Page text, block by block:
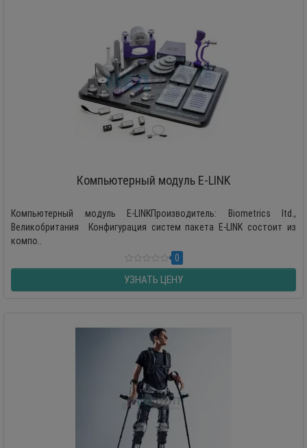
Компьютерный модуль E-LINK
Компьютерный модуль E-LINKПроизводитель: Biometrics ltd.,
Великобритания Конфигурация систем пакета E-LINK состоит из
компо..
0
УЗНАТЬ ЦЕНУ